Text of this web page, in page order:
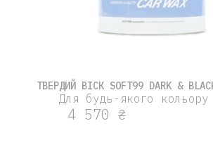
ТВЕРДИЙ ВІСК SOFT99 DARK &
Для будь-якого кольору
4 570 ₴